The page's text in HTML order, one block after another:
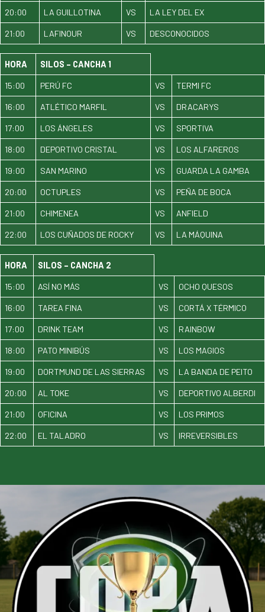
20:00 LA GUILLOTINA VS LA LEY DEL EX
21:00 LAFINOUR VS DESCONOCIDOS
HORA SILOS – CANCHA 1
15:00 PERÚ FC VS TERMI FC
16:00 ATLÉTICO MARFIL VS DRACARYS
17:00 LOS ÁNGELES VS SPORTIVA
18:00 DEPORTIVO CRISTAL VS LOS ALFAREROS
19:00 SAN MARINO VS GUARDA LA GAMBA
20:00 OCTUPLES VS PEÑA DE BOCA
21:00 CHIMENEA VS ANFIELD
22:00 LOS CUÑADOS DE ROCKY VS LA MÁQUINA
HORA SILOS – CANCHA 2
15:00 ASÍ NO MÁS VS OCHO QUESOS
16:00 TAREA FINA VS CORTÁ X TÉRMICO
17:00 DRINK TEAM VS RAINBOW
18:00 PATO MINIBÚS VS LOS MAGIOS
19:00 DORTMUND DE LAS SIERRAS VS LA BANDA DE PEITO
20:00 AL TOKE VS DEPORTIVO ALBERDI
21:00 OFICINA VS LOS PRIMOS
22:00 EL TALADRO VS IRREVERSIBLES